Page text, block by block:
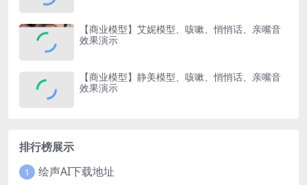
【商业模型】艾妮模型、咳嗽、悄悄话、亲嘴音
效果演示
【商业模型】静美模型、咳嗽、悄悄话、亲嘴音
效果演示
排行榜展示
1 绘声AI下载地址